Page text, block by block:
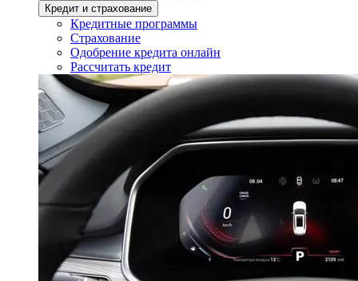
Кредит и страхование
Кредитные программы
Страхование
Одобрение кредита онлайн
Рассчитать кредит